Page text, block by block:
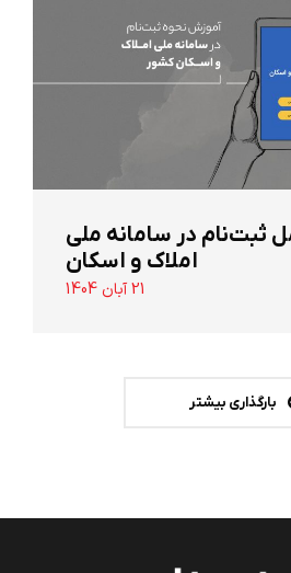
ثبت‌نام در سامانه ملی
املاک و اسکان
21 آبان 1404
بارگذاری بیشتر